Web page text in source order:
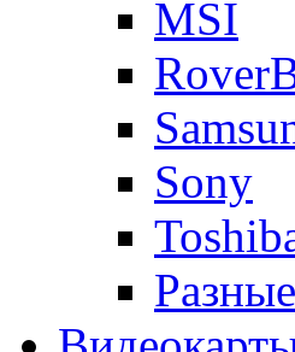
MSI
Sony
Разные